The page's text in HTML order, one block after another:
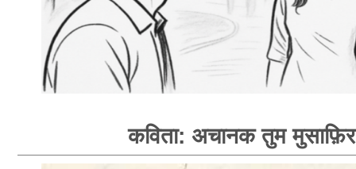
कविता: अचानक तुम मुसाफ़िर